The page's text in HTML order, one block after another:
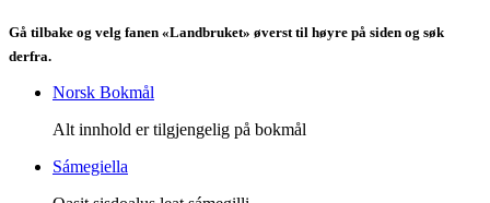
Gå tilbake og velg fanen «Landbruket» øverst til høyre på siden og søk
derfra.
Norsk Bokmål
Alt innhold er tilgjengelig på bokmål
Sámegiella